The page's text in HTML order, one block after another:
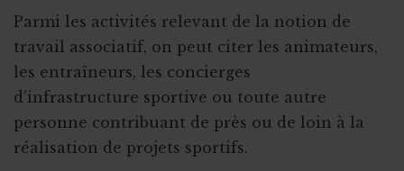
Parmi les activités relevant de la notion de
travail associatif, on peut citer les animateurs,
les entraîneurs, les concierges
d’infrastructure sportive ou toute autre
personne contribuant de près ou de loin à la
réalisation de projets sportifs.